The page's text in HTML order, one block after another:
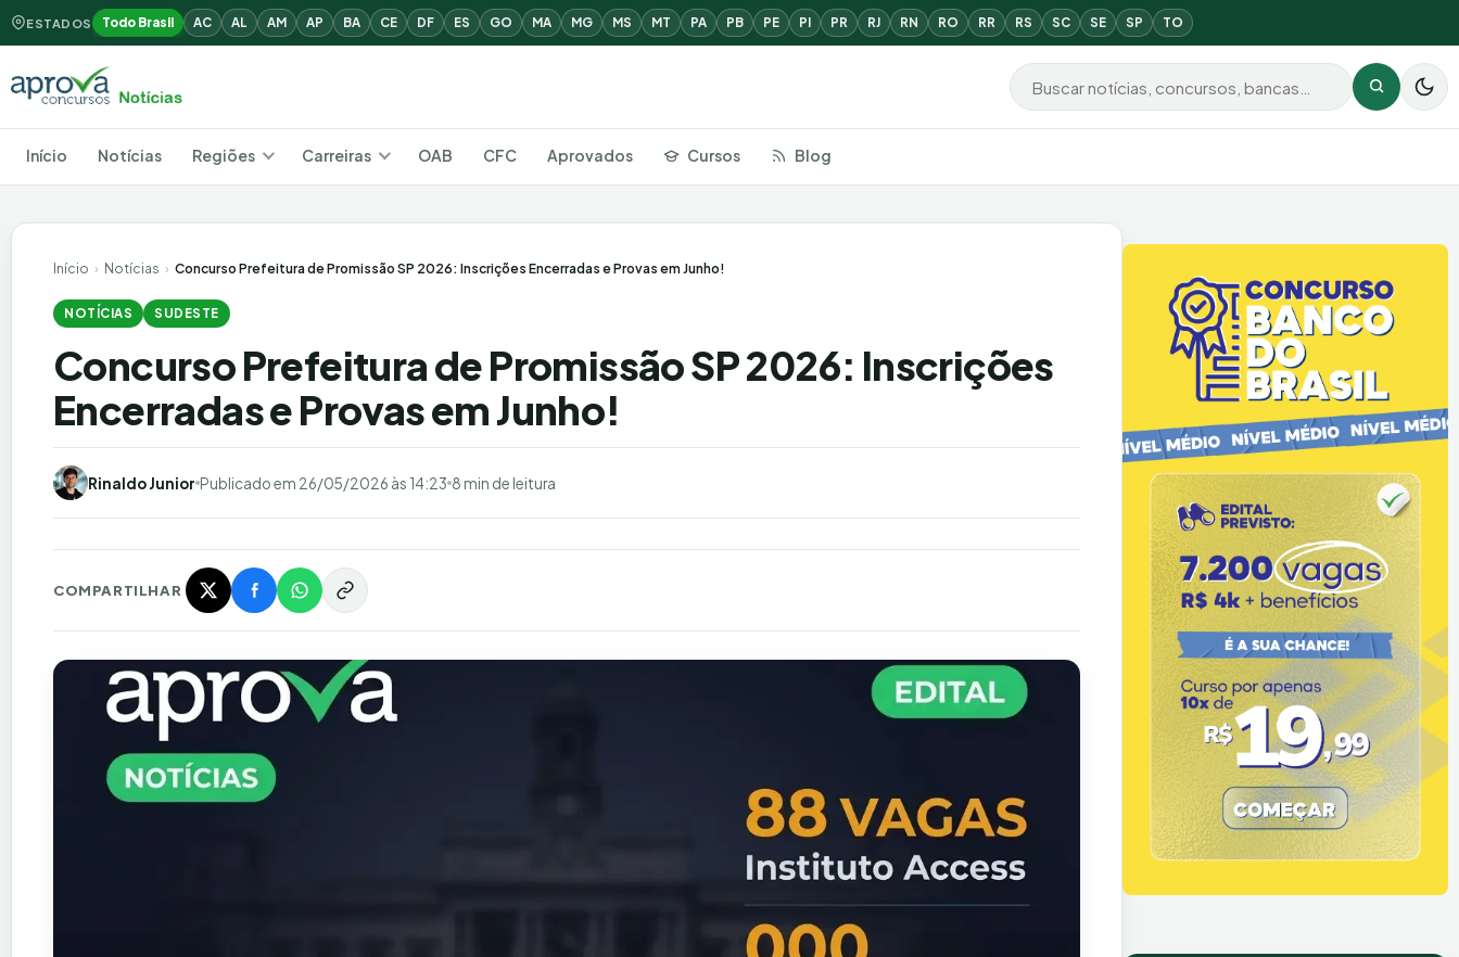
ESTADOS Todo Brasil AC AL AM AP BA CE DF ES GO MA MG MS MT PA PB PE PI PR RJ RN RO RR RS SC SE SP TO
Buscar por: Buscar
Início Notícias Regiões Carreiras OAB CFC Aprovados Cursos Blog
Início › Notícias › Concurso Prefeitura de Promissão SP 2026: Inscrições Encerradas e Provas em Junho!
NOTÍCIAS SUDESTE
Concurso Prefeitura de Promissão SP 2026: Inscrições
Encerradas e Provas em Junho!
Rinaldo Junior Publicado em 26/05/2026 às 14:23 8 min de leitura
COMPARTILHAR